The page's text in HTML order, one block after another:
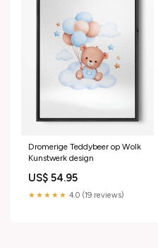
Dromerige Teddybeer op Wolk
Kunstwerk design
US$ 54.95
★★★★★ 4.0 (19 reviews)